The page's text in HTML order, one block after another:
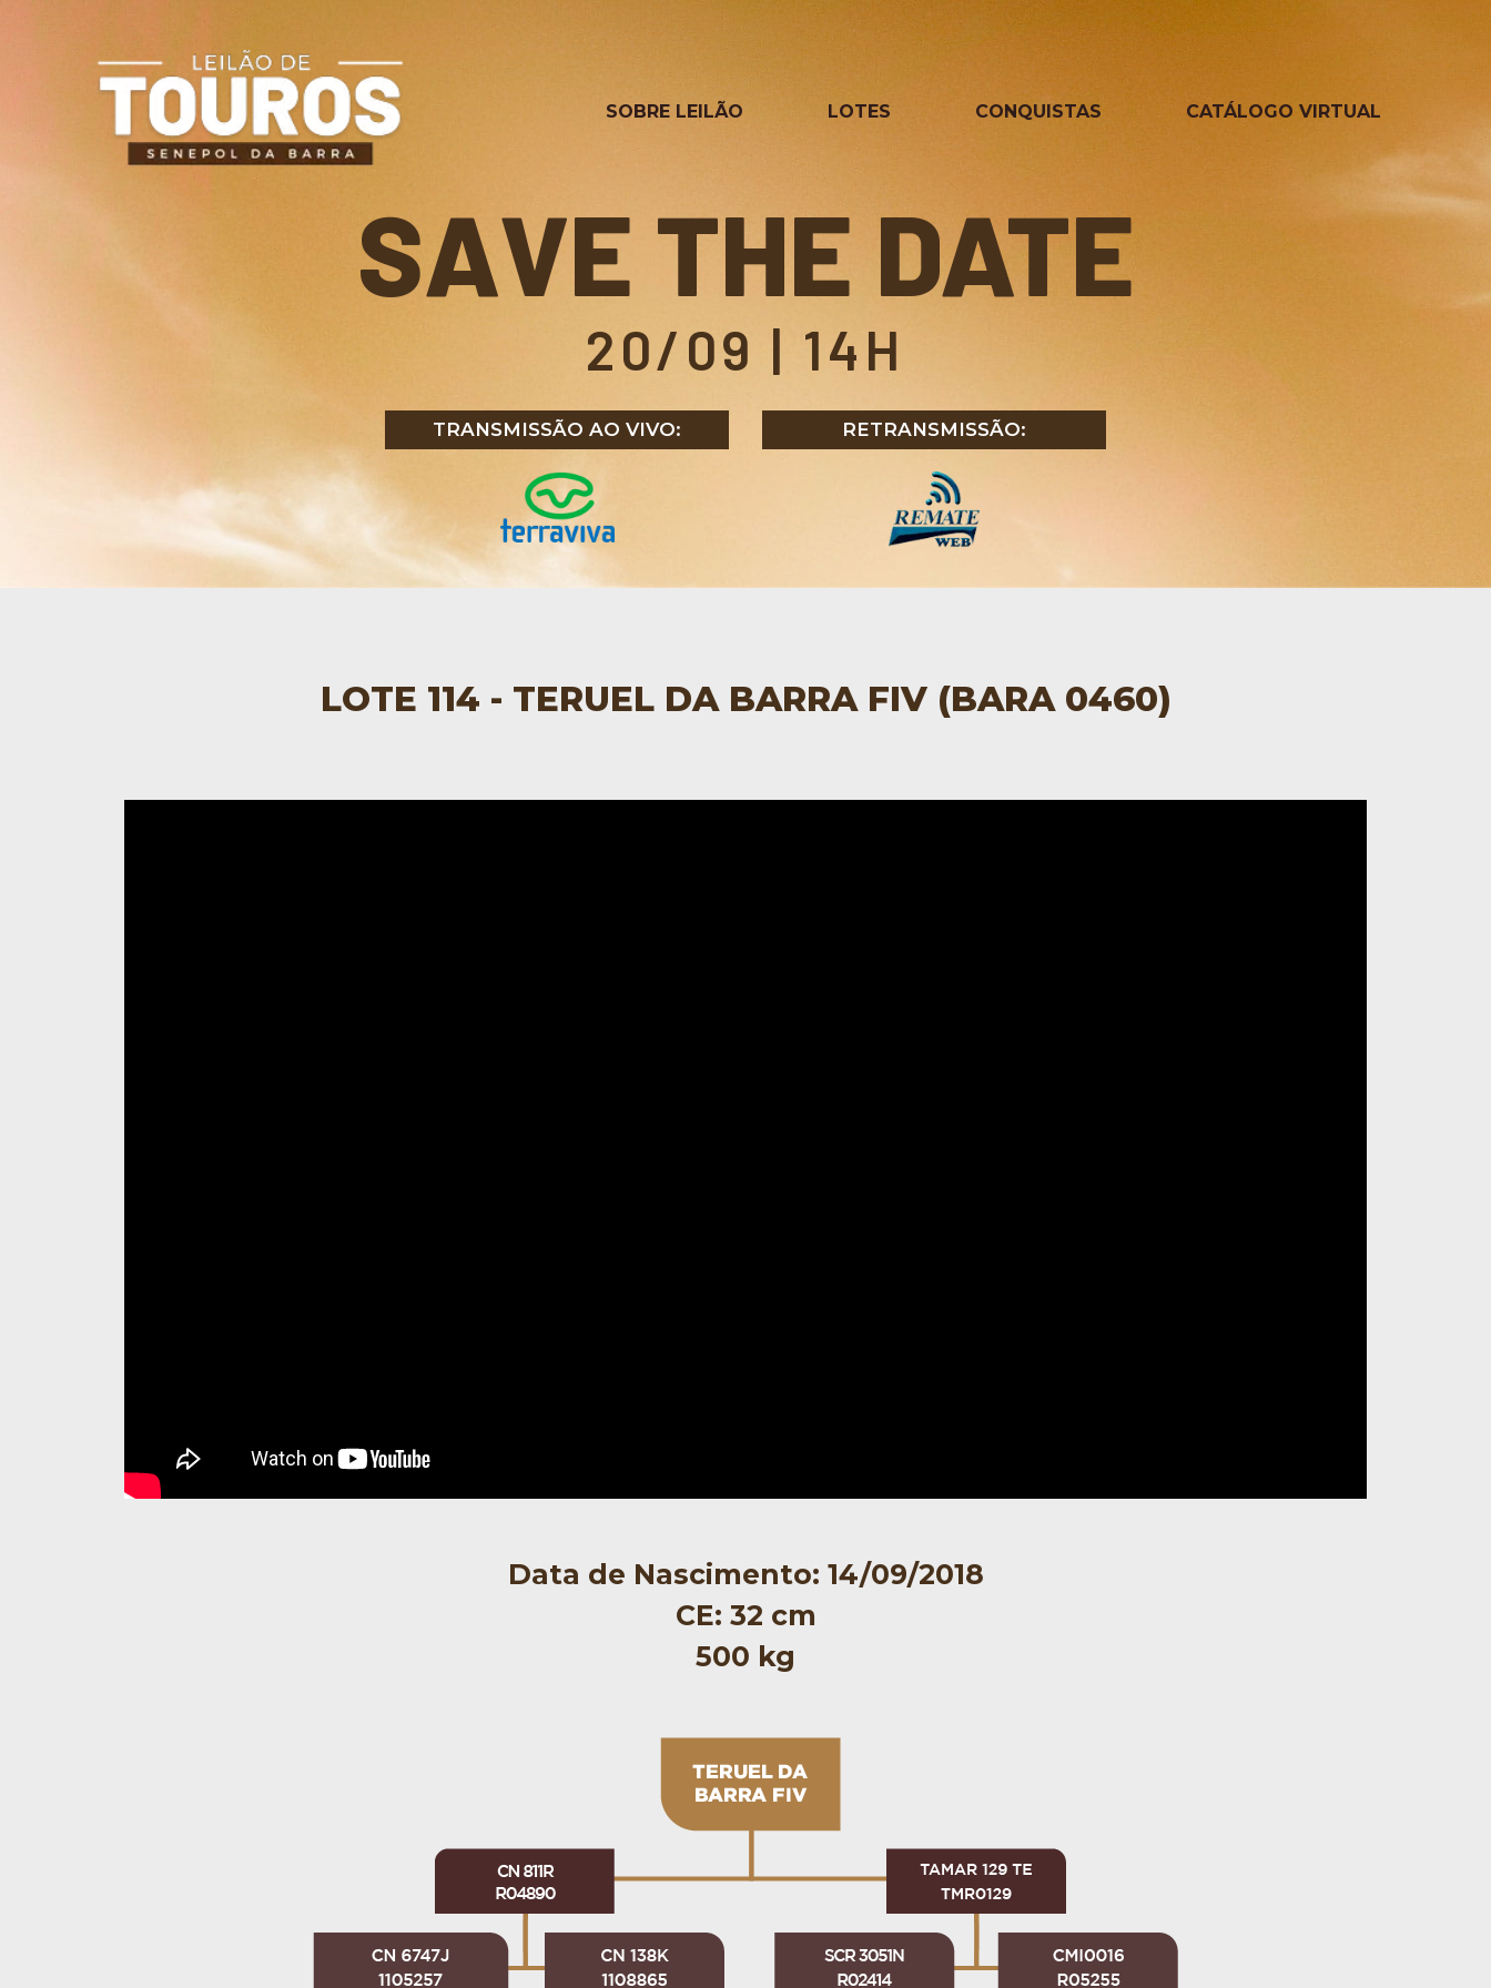
SOBRE LEILÃO LOTES CONQUISTAS CATÁLOGO VIRTUAL
SAVE THE DATE
20/09 | 14H
TRANSMISSÃO AO VIVO: RETRANSMISSÃO:
LOTE 114 - TERUEL DA BARRA FIV (BARA 0460)
Data de Nascimento: 14/09/2018
CE: 32 cm
500 kg